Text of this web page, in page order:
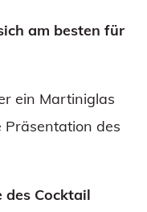
am besten für
ein Martiniglas
Präsentation des
des Cocktail